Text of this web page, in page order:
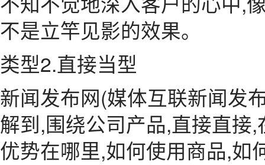
不是立竿见影的效果。
类型2.直接当型
新闻发布网(媒体互联新闻发
解到,围绕公司产品,直接直接
优势在哪里,如何使用商品,如